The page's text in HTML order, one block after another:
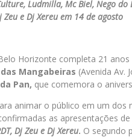
Ludmilla, Mc Biel, Nego do
Zeu e Dj Xereu em 14 de agosto
Horizonte completa 21
Mangabeiras (Avenida Av.
Pan, que comemora o
animar o público em um dos
as apresentações de
Dj Zeu e Dj Xereu. O segundo